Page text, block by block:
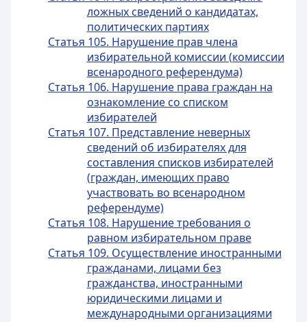
ложных сведений о кандидатах,
политических партиях
Статья 105. Нарушение прав члена
избирательной комиссии (комиссии
всенародного референдума)
Статья 106. Нарушение права граждан на
ознакомление со списком
избирателей
Статья 107. Представление неверных
сведений об избирателях для
составления списков избирателей
(граждан, имеющих право
участвовать во всенародном
референдуме)
Статья 108. Нарушение требования о
равном избирательном праве
Статья 109. Осуществление иностранными
гражданами, лицами без
гражданства, иностранными
юридическими лицами и
международными организациями